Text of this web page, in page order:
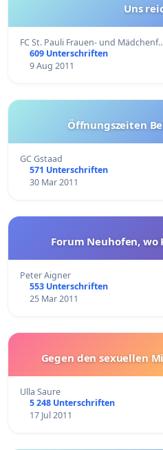
Uns
FC St. Pauli Frauen- und
609 Unterschriften
9 Aug 2011
Öffnungszeiten
GC Gstaad
571 Unterschriften
30 Mar 2011
Forum Neuhofen, wo
Peter Aigner
553 Unterschriften
25 Mar 2011
Gegen den sexuellen
Ulla Saure
5 248 Unterschriften
17 Jul 2011